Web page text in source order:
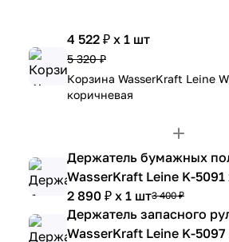
4 522 ₽ x 1 шт
5 320 ₽
Корзина WasserKraft Leine
коричневая
Держатель бумажных
WasserKraft Leine K-
2 890 ₽ x 1 шт3 400 ₽
Держатель запасного
WasserKraft Leine K-